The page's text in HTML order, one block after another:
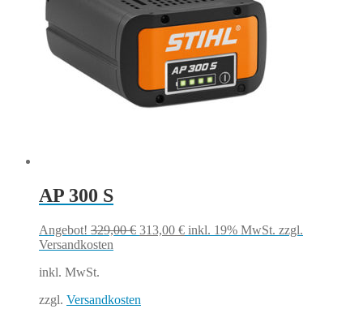
AP 300 S
Angebot! 329,00€ Ursprünglicher
313,00 €Aktueller
inkl. 19% MwSt. zzgl.
Versandkosten
inkl. MwSt.
zzgl. Versandkosten